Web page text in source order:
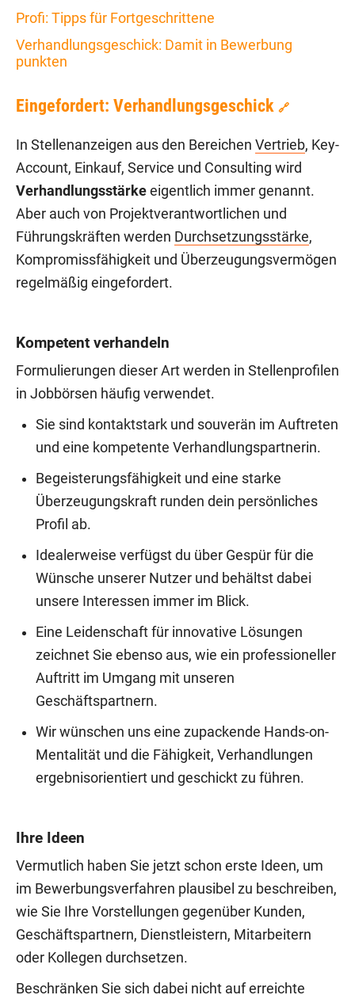
Profi: Tipps für Fortgeschrittene
Verhandlungsgeschick: Damit in Bewerbung
punkten
Eingefordert: Verhandlungsgeschick 🔗
In Stellenanzeigen aus den Bereichen Vertrieb, Key-
Account, Einkauf, Service und Consulting wird
Verhandlungsstärke eigentlich immer genannt.
Aber auch von Projektverantwortlichen und
Führungskräften werden Durchsetzungsstärke,
Kompromissfähigkeit und Überzeugungsvermögen
regelmäßig eingefordert.
Kompetent verhandeln
Formulierungen dieser Art werden in Stellenprofilen
in Jobbörsen häufig verwendet.
Sie sind kontaktstark und souverän im Auftreten
und eine kompetente Verhandlungspartnerin.
Begeisterungsfähigkeit und eine starke
Überzeugungskraft runden dein persönliches
Profil ab.
Idealerweise verfügst du über Gespür für die
Wünsche unserer Nutzer und behältst dabei
unsere Interessen immer im Blick.
Eine Leidenschaft für innovative Lösungen
zeichnet Sie ebenso aus, wie ein professioneller
Auftritt im Umgang mit unseren
Geschäftspartnern.
Wir wünschen uns eine zupackende Hands-on-
Mentalität und die Fähigkeit, Verhandlungen
ergebnisorientiert und geschickt zu führen.
Ihre Ideen
Vermutlich haben Sie jetzt schon erste Ideen, um
im Bewerbungsverfahren plausibel zu beschreiben,
wie Sie Ihre Vorstellungen gegenüber Kunden,
Geschäftspartnern, Dienstleistern, Mitarbeitern
oder Kollegen durchsetzen.
Beschränken Sie sich dabei nicht auf erreichte